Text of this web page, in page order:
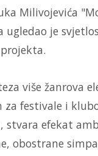
Milivojevića
ugledao je
više žanrova
festivale i
stvara efekat
obostrane